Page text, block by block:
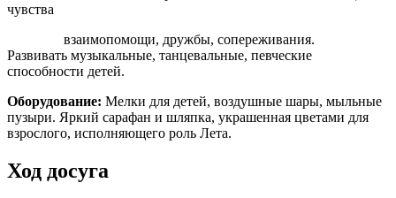
чувства
взаимопомощи, дружбы, сопереживания.
Развивать музыкальные, танцевальные, певческие
способности детей.
Оборудование: Мелки для детей, воздушные шары, мыльные
пузыри. Яркий сарафан и шляпка, украшенная цветами для
взрослого, исполняющего роль Лета.
Ход досуга